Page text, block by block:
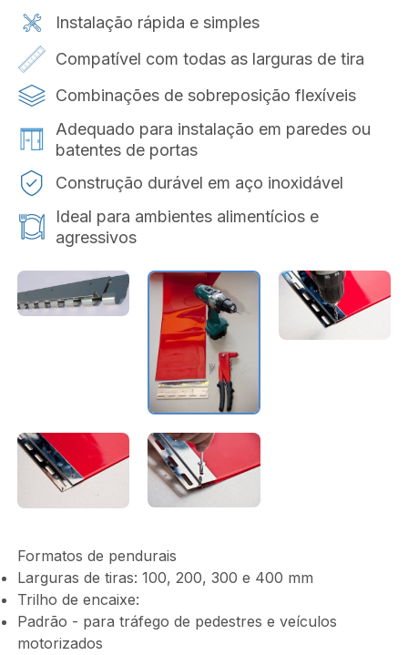
Instalação rápida e simples
Compatível com todas as larguras de tira
Combinações de sobreposição flexíveis
Adequado para instalação em paredes ou
batentes de portas
Construção durável em aço inoxidável
Ideal para ambientes alimentícios e
agressivos
Formatos de pendurais
Larguras de tiras: 100, 200, 300 e 400 mm
Trilho de encaixe:
Padrão - para tráfego de pedestres e veículos
motorizados